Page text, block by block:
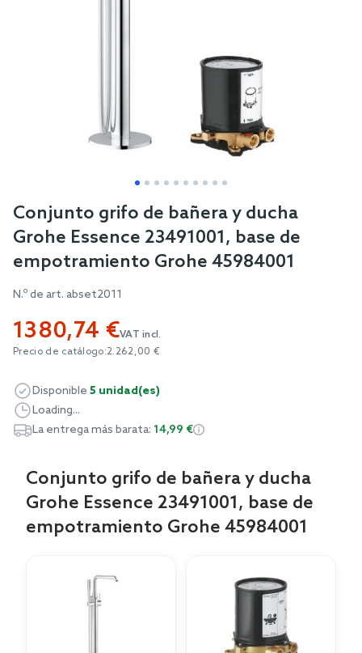
Skip
to
beginning
of
images
gallery
Conjunto grifo de bañera y ducha
Grohe Essence 23491001, base de
empotramiento Grohe 45984001
N.º de art. abset2011
1380,74 €VAT incl.
Precio de catálogo:2.262,00 €
Disponible 5 unidad(es)
Loading...
La entrega más barata: 14,99 €
Conjunto grifo de bañera y ducha
Grohe Essence 23491001, base de
empotramiento Grohe 45984001